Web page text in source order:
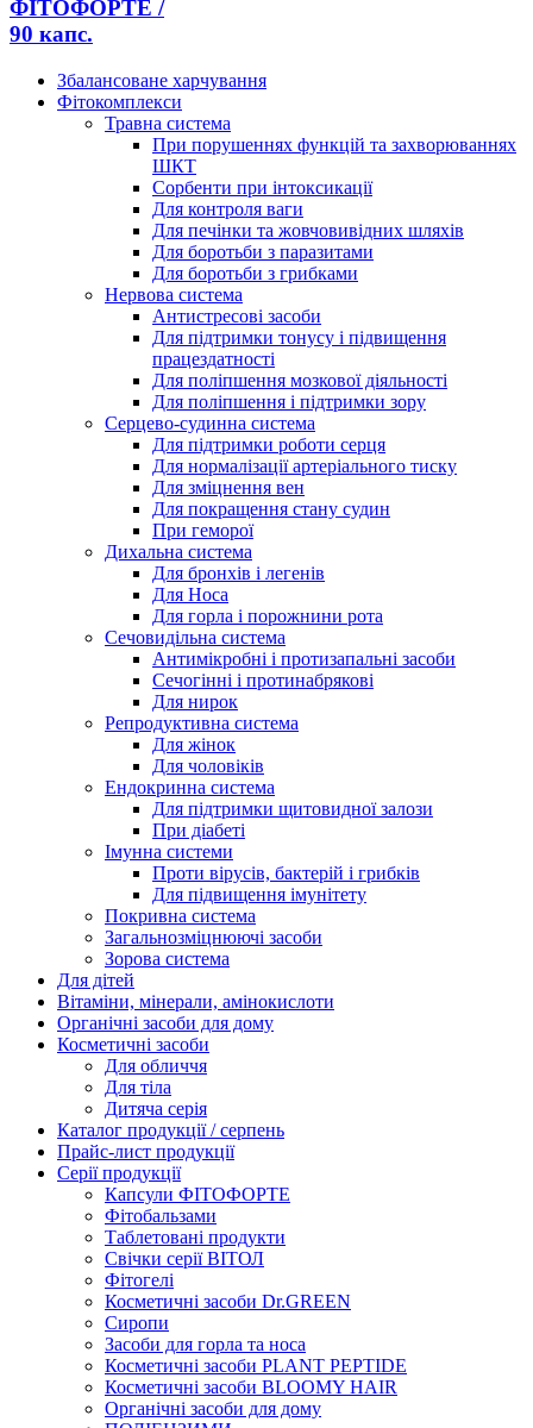
ФІТОФОРТЕ /
90 капс.
Збалансоване харчування
Фітокомплекси
Травна система
При порушеннях функцій та захворюваннях
ШКТ
Сорбенти при інтоксикації
Для контроля ваги
Для печінки та жовчовивідних шляхів
Для боротьби з паразитами
Для боротьби з грибками
Нервова система
Антистресові засоби
Для підтримки тонусу і підвищення
працездатності
Для поліпшення мозкової діяльності
Для поліпшення і підтримки зору
Серцево-судинна система
Для підтримки роботи серця
Для нормалізації артеріального тиску
Для зміцнення вен
Для покращення стану судин
При геморої
Дихальна система
Для бронхів і легенів
Для Носа
Для горла і порожнини рота
Сечовидільна система
Антимікробні і протизапальні засоби
Сечогінні і протинабрякові
Для нирок
Репродуктивна система
Для жінок
Для чоловіків
Ендокринна система
Для підтримки щитовидної залози
При діабеті
Імунна системи
Проти вірусів, бактерій і грибків
Для підвищення імунітету
Покривна система
Загальнозміцнюючі засоби
Зорова система
Для дітей
Вітаміни, мінерали, амінокислоти
Органічні засоби для дому
Косметичні засоби
Для обличчя
Для тіла
Дитяча серія
Каталог продукції / серпень
Прайс-лист продукції
Серії продукції
Капсули ФІТОФОРТЕ
Фітобальзами
Таблетовані продукти
Свічки серії ВІТОЛ
Фітогелі
Косметичні засоби Dr.GREEN
Сиропи
Засоби для горла та носа
Косметичні засоби PLANT PEPTIDE
Косметичні засоби BLOOMY HAIR
Органічні засоби для дому